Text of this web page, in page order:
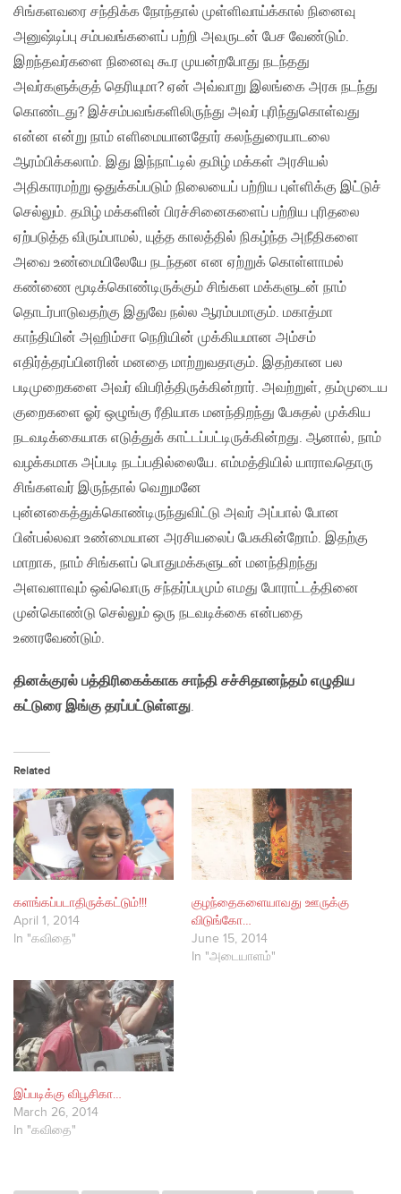
சிங்களவரை சந்திக்க நோந்தால் முள்ளிவாய்க்கால் நினைவு
அனுஷ்டிப்பு சம்பவங்களைப் பற்றி அவருடன் பேச வேண்டும்.
இறந்தவர்களை நினைவு கூர முயன்றபோது நடந்தது
அவர்களுக்குத் தெரியுமா? ஏன் அவ்வாறு இலங்கை அரசு நடந்து
கொண்டது? இச்சம்பவங்களிலிருந்து அவர் புரிந்துகொள்வது
என்ன என்று நாம் எளிமையானதோர் கலந்துரையாடலை
ஆரம்பிக்கலாம். இது இந்நாட்டில் தமிழ் மக்கள் அரசியல்
அதிகாரமற்று ஒதுக்கப்படும் நிலையைப் பற்றிய புள்ளிக்கு இட்டுச்
செல்லும். தமிழ் மக்களின் பிரச்சினைகளைப் பற்றிய புரிதலை
ஏற்படுத்த விரும்பாமல், யுத்த காலத்தில் நிகழ்ந்த அநீதிகளை
அவை உண்மையிலேயே நடந்தன என ஏற்றுக் கொள்ளாமல்
கண்ணை மூடிக்கொண்டிருக்கும் சிங்கள மக்களுடன் நாம்
தொடர்பாடுவதற்கு இதுவே நல்ல ஆரம்பமாகும். மகாத்மா
காந்தியின் அஹிம்சா நெறியின் முக்கியமான அம்சம்
எதிர்த்தரப்பினரின் மனதை மாற்றுவதாகும். இதற்கான பல
படிமுறைகளை அவர் விபரித்திருக்கின்றார். அவற்றுள், தம்முடைய
குறைகளை ஓர் ஒழுங்கு ரீதியாக மனந்திறந்து பேசுதல் முக்கிய
நடவடிக்கையாக எடுத்துக் காட்டப்பட்டிருக்கின்றது. ஆனால், நாம்
வழக்கமாக அப்படி நடப்பதில்லையே. எம்மத்தியில் யாராவதொரு
சிங்களவர் இருந்தால் வெறுமனே
புன்னகைத்துக்கொண்டிருந்துவிட்டு அவர் அப்பால் போன
பின்பல்லவா உண்மையான அரசியலைப் பேசுகின்றோம். இதற்கு
மாறாக, நாம் சிங்களப் பொதுமக்களுடன் மனந்திறந்து
அளவளாவும் ஒவ்வொரு சந்தர்ப்பமும் எமது போராட்டத்தினை
முன்கொண்டு செல்லும் ஒரு நடவடிக்கை என்பதை
உணரவேண்டும்.
தினக்குரல் பத்திரிகைக்காக சாந்தி சச்சிதானந்தம் எழுதிய
கட்டுரை இங்கு தரப்பட்டுள்ளது.
Related
களங்கப்படாதிருக்கட்டும்!!!
April 1, 2014
In "கவிதை"
குழந்தைகளையாவது ஊருக்கு
விடுங்கோ…
June 15, 2014
In "அடையாளம்"
இப்படிக்கு விபூசிகா…
March 26, 2014
In "கவிதை"